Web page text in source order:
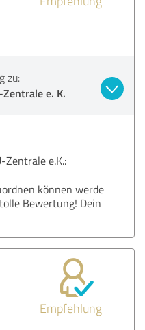
zu:
e. K.
Zentrale e.K.:
können werde
Bewertung! Dein
Empfehlung